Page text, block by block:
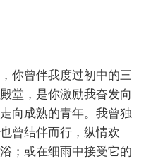
你曾伴我度过初中的三
堂，是你激励我奋发向
向成熟的青年。我曾独
曾结伴而行，纵情欢
；或在细雨中接受它的